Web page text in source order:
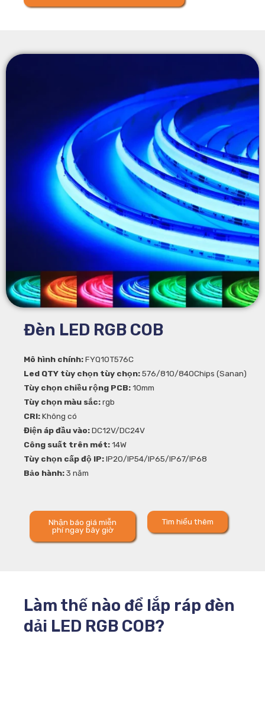
Đèn LED RGB COB
Mô hình chính:FYQ10T576C
Led QTY tùy chọn tùy chọn:576/810/840Chips (Sanan)
Tùy chọn chiều rộng PCB:10mm
Tùy chọn màu sắc:rgb
CRI:Không có
Điện áp đầu vào:DC12V/DC24V
Công suất trên mét:14W
Tùy chọn cấp độ IP:IP20/IP54/IP65/IP67/IP68
Bảo hành:3 năm
Nhận báo giá miễn
phí ngay bây giờ
Tìm hiểu thêm
Làm thế nào để lắp ráp đèn
dải LED RGB COB?